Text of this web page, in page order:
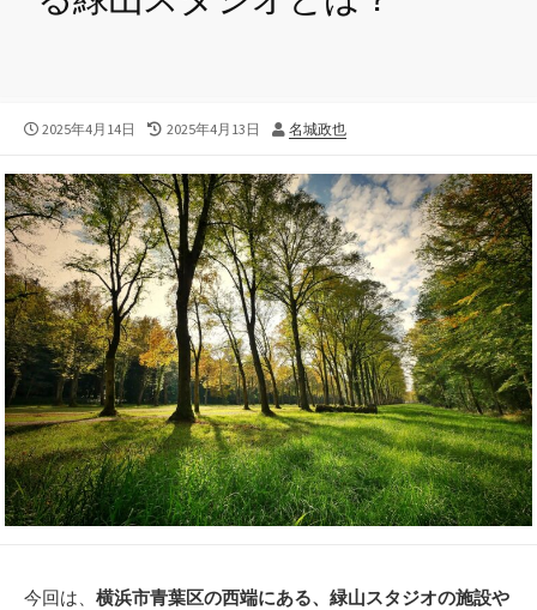
公
日
2025年4月14日
最
更
新
日
2025年4月13日
投
者
名城政也
今回は、 横浜市青葉区の西端にある、緑山スタジオの施設や